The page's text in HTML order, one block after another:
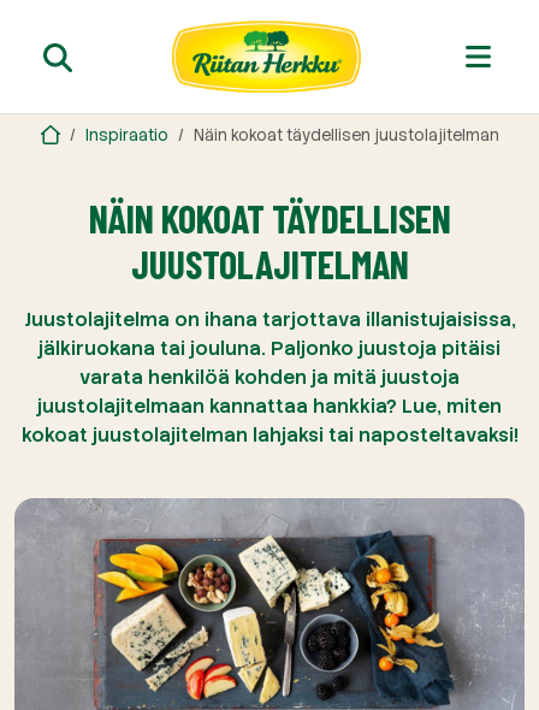
Inspiraatio Näin kokoat täydellisen juustolajitelman
NÄIN KOKOAT TÄYDELLISEN
JUUSTOLAJITELMAN
Juustolajitelma on ihana tarjottava illanistujaisissa,
jälkiruokana tai jouluna. Paljonko juustoja pitäisi
varata henkilöä kohden ja mitä juustoja
juustolajitelmaan kannattaa hankkia? Lue, miten
kokoat juustolajitelman lahjaksi tai naposteltavaksi!